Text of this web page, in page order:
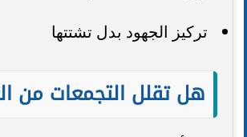
تركيز الجهود بدل تشتتها
هل تقلل التجمعات من